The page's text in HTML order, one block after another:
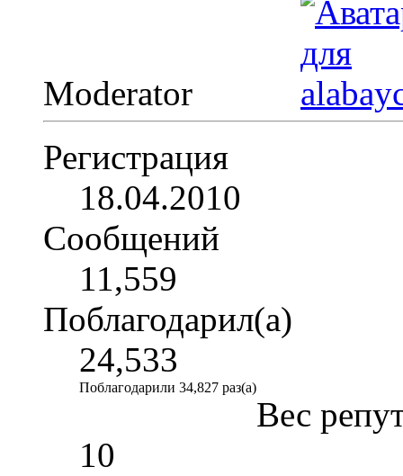
Moderator
Регистрация
18.04.2010
Сообщений
11,559
Поблагодарил(а)
24,533
Поблагодарили 34,827 раз(а)
Вес
10